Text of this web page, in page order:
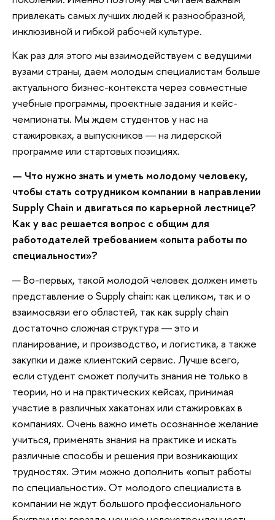
привлекать самых лучших людей к разнообразной,
инклюзивной и гибкой рабочей культуре.
Как раз для этого мы взаимодействуем с ведущими
вузами страны, даем молодым специалистам больше
актуального бизнес-контекста через совместные
учебные программы, проектные задания и кейс-
чемпионаты. Мы ждем студентов у нас на
стажировках, а выпускников ― на лидерской
программе или стартовых позициях.
— Что нужно знать и уметь молодому человеку,
чтобы стать сотрудником компании в направлении
Supply Chain и двигаться по карьерной лестнице?
Как у вас решается вопрос с общим для
работодателей требованием «опыта работы по
специальности»?
— Во-первых, такой молодой человек должен иметь
представление о Supply chain: как целиком, так и о
взаимосвязи его областей, так как supply chain
достаточно сложная структура ― это и
планирование, и производство, и логистика, а также
закупки и даже клиентский сервис. Лучше всего,
если студент сможет получить знания не только в
теории, но и на практических кейсах, принимая
участие в различных хакатонах или стажировках в
компаниях. Очень важно иметь осознанное желание
учиться, применять знания на практике и искать
различные способы и решения при возникающих
трудностях. Этим можно дополнить «опыт работы
по специальности». От молодого специалиста в
компании не ждут большого профессионального